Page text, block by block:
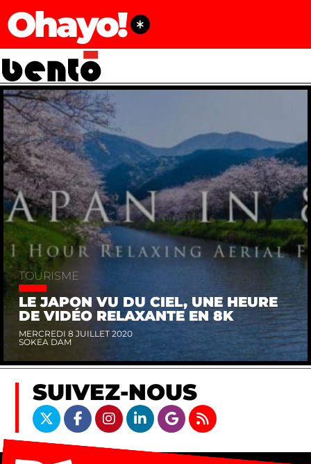
Ohayo!
TOURISME
LE JAPON VU DU CIEL, UNE HEURE
DE VIDÉO RELAXANTE EN 8K
MERCREDI 8 JUILLET 2020
SOKEA DAM
SUIVEZ-NOUS